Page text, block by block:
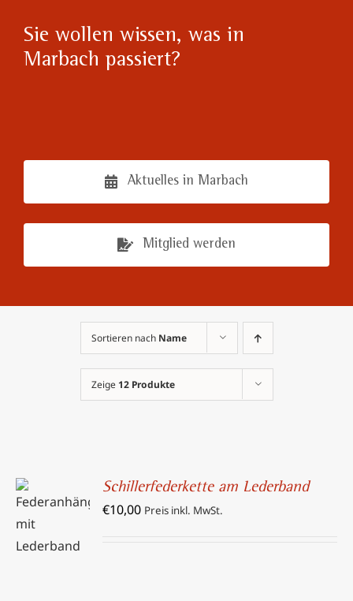
Sie wollen wissen, was in
Marbach passiert?
Aktuelles in Marbach
Mitglied werden
Sortieren nach Name
Zeige 12 Produkte
IN DEN
WARENKORB
DETAILS
Schillerfederkette am Lederband
€10,00 Preis inkl. MwSt.